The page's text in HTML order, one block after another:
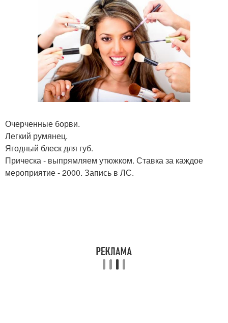
Очерченные борви.
Легкий румянец.
Ягодный блеск для губ.
Прическа - выпрямляем утюжком. Ставка за каждое
мероприятие - 2000. Запись в ЛС.